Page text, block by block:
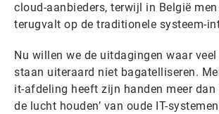
cloud-aanbieders, terwijl in België men
terugvalt op de traditionele systeem-
Nu willen we de uitdagingen waar
staan uiteraard niet bagatelliseren.
it-afdeling heeft zijn handen meer dan
de lucht houden’ van oude IT-